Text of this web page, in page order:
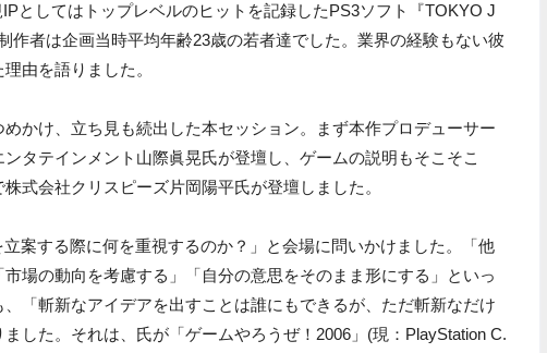
としてはトップレベルのヒットを記録したPS3ソフト『TOKYO J
作者は企画当時平均年齢23歳の若者達でした。業界の経験もない彼
由を語りました。
かけ、立ち見も続出した本セッション。まず本作プロデューサー
タテインメント山際眞晃氏が登壇し、ゲームの説明もそこそこ
式会社クリスピーズ片岡陽平氏が登壇しました。
案する際に何を重視するのか？」と会場に問いかけました。「他
場の動向を考慮する」「自分の意思をそのまま形にする」といっ
「斬新なアイデアを出すことは誰にもできるが、ただ斬新なだけ
した。それは、氏が「ゲームやろうぜ！2006」(現：PlayStation C.